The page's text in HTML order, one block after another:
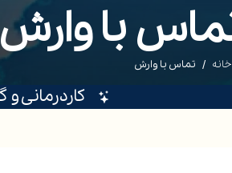
با وارش
خانه تماس با وارش
کاردرمانی